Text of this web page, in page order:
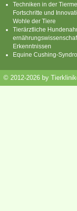
Techniken in der
Fortschritte und
Wohle der Tiere
Tierärztliche
Erkenntnissen
Equine Cushing-
© 2012-2026 by